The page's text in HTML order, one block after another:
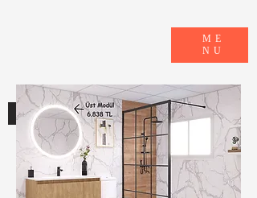
E-KATALOG
ME
NU